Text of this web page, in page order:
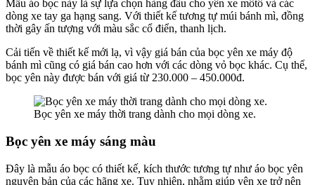
Mẫu áo bọc này là sự lựa chọn hàng đầu cho yên xe môtô và các
dòng xe tay ga hạng sang. Với thiết kế tương tự múi bánh mì, đồng
thời gây ấn tượng với màu sắc cổ điển, thanh lịch.
Cải tiến về thiết kế mới lạ, vì vậy giá bán của bọc yên xe máy độ
bánh mì cũng có giá bán cao hơn với các dòng vỏ bọc khác. Cụ thể,
bọc yên này được bán với giá từ 230.000 – 450.000đ.
Bọc yên xe máy thời trang dành cho mọi dòng xe.
Bọc yên xe máy sáng màu
Đây là mẫu áo bọc có thiết kế, kích thước tương tự như áo bọc yên
nguyên bản của các hãng xe. Tuy nhiên, nhằm giúp yên xe trở nên